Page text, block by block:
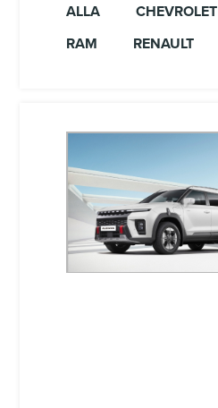
ALLA CHEVROLET
RAM
RENAULT